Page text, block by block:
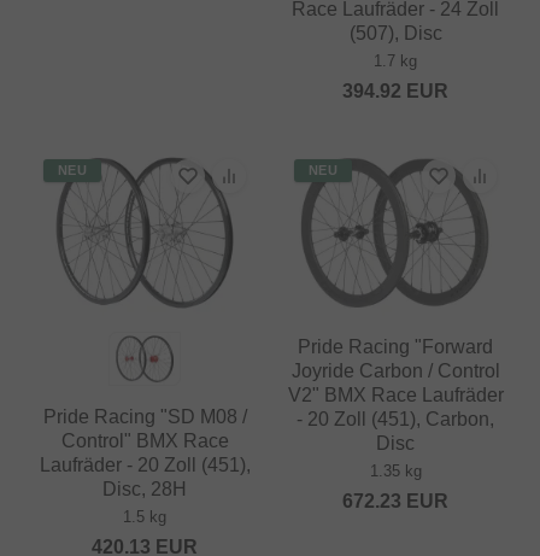
Race Laufräder - 24 Zoll
(507), Disc
1.7 kg
394.92 EUR
NEU
Pride Racing "SD M08 /
Control" BMX Race
Laufräder - 20 Zoll (451),
Disc, 28H
1.5 kg
420.13 EUR
NEU
Pride Racing "Forward
Joyride Carbon / Control
V2" BMX Race Laufräder
- 20 Zoll (451), Carbon,
Disc
1.35 kg
672.23 EUR